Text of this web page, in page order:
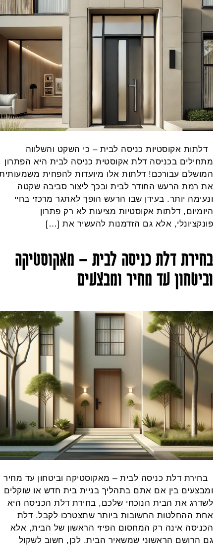
אקוסטיות כניסה לבית – כי השקט והשלווה
בכניסה דלת אקוסטית כניסה לבית היא הפתרון
עבורכם! דלתות אלו מיועדות להפחית משמעותית
רמת הרעש החודר לבית ובכך ליצור סביבה שקטה
יותר. בעידן שבו הרעש הופך לאתגר מרכזי בחיי
דלתות אקוסטיות מציעות לא רק פתרון
אלא גם הזדמנות להעשיר את […]
דלת כניסה לבית – מאקוסטיקה
עד מחיר ומבצעים
דלת כניסה לבית – מאקוסטיקה וביטחון עד מחיר
בין אם אתם בתהליך בניית בית חדש או שוקלים
את הבית הנוכחי שלכם, בחירת דלת הכניסה היא
ההחלטות החשובות ביותר שתצטרכו לקבל. דלת
אינה רק המחסום הפיזי הראשון של הבית, אלא
הרושם הראשוני שמשאיר הבית. לכן, חשוב לשקול